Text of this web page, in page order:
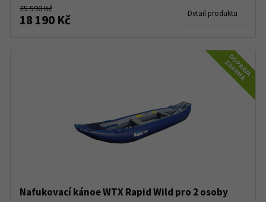
25 590 Kč
18 190 Kč Detail produktu
DOPRAVA
ZDARMA
Nafukovací kánoe WTX Rapid Wild pro 2 osoby